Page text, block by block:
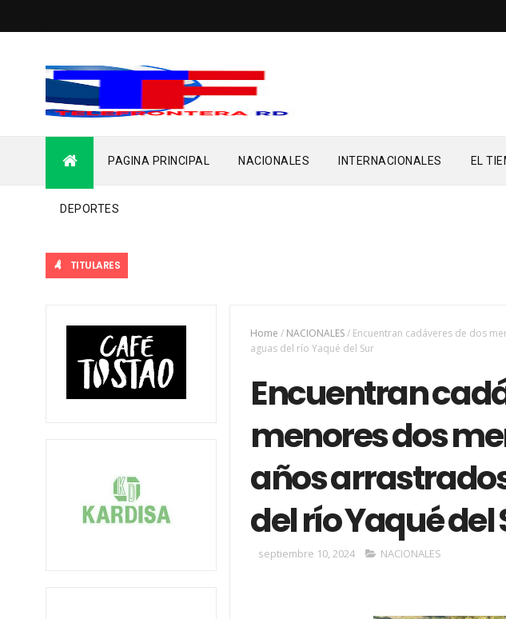
PAGINA PRINCIPAL NACIONALES INTERNACIONALES EL
DEPORTES
TITULARES
Home / NACIONALES/ Encuentran cadáveres de dos
aguas del río Yaqué del Sur
Encuentran
menores dos
años
del río Yaqué del
septiembre 10, 2024 NACIONALES